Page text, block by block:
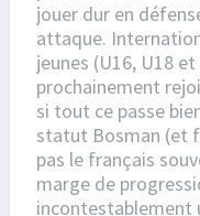
jouer dur en
attaque.
jeunes (U16, U18
prochainement
si tout ce passe
statut Bosman (et
pas le français
marge de
incontestablement